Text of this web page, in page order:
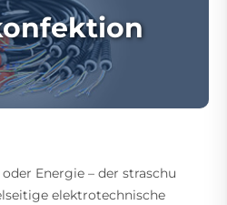
Energie – der straschu
elektrotechnische